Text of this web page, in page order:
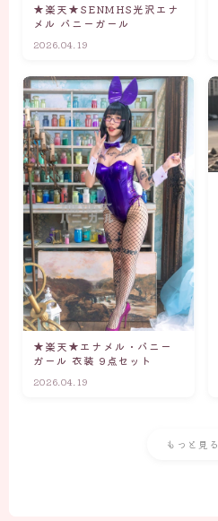
★楽天★SENMHS光沢エナ
メル バニーガール
2026.04.19
★楽天★エナメル・バニー
ガール 衣装 9点セット
2026.04.19
もっと見る